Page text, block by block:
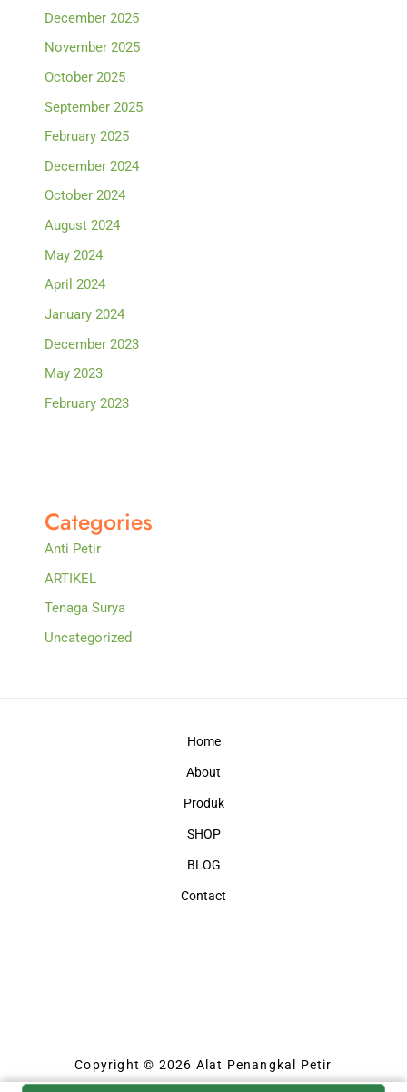
December 2025
November 2025
October 2025
September 2025
February 2025
December 2024
October 2024
August 2024
May 2024
April 2024
January 2024
December 2023
May 2023
February 2023
Categories
Anti Petir
ARTIKEL
Tenaga Surya
Uncategorized
Home
About
Produk
SHOP
BLOG
Contact
Copyright © 2026 Alat Penangkal Petir